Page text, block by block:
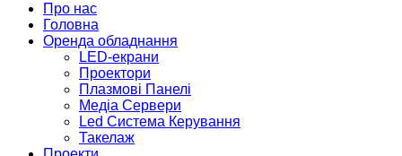
Про нас
Головна
Оренда обладнання
LED-екрани
Проектори
Плазмові Панелі
Медіа Сервери
Led Система Керування
Такелаж